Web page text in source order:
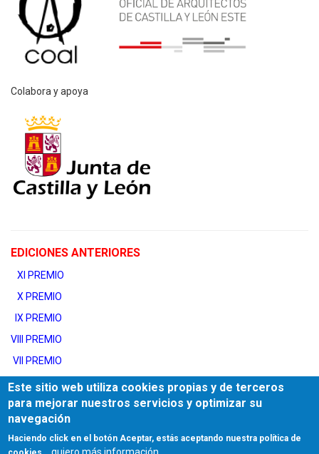
Colabora y apoya
EDICIONES ANTERIORES
XI PREMIO
X PREMIO
IX PREMIO
VIII PREMIO
​VII PREMIO
​VI PREMIO
​V PREMIO
​IV PREMIO
III PREMIO
Este sitio web utiliza cookies propias y de terceros
para mejorar nuestros servicios y optimizar su
navegación
Haciendo click en el botón Aceptar, estás aceptando nuestra política de